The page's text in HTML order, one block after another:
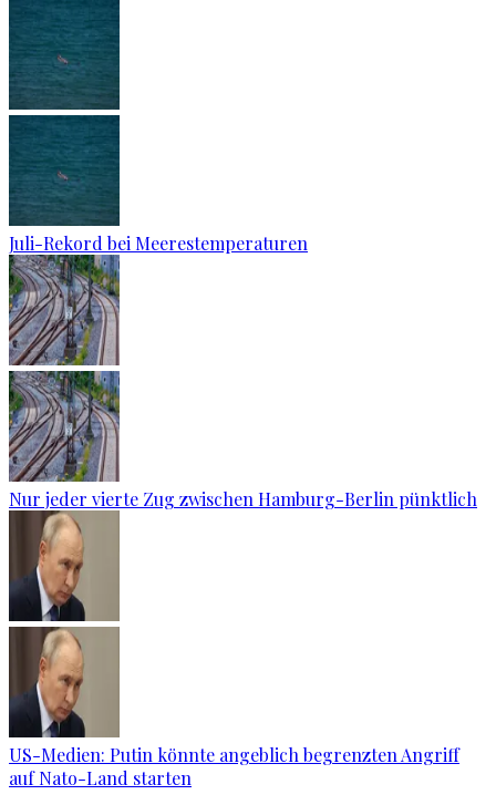
Juli-Rekord bei Meerestemperaturen
Nur jeder vierte Zug zwischen Hamburg-Berlin pünktlich
US-Medien: Putin könnte angeblich begrenzten Angriff
auf Nato-Land starten